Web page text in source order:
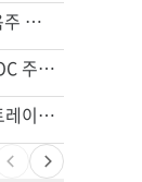
변호사시험 중 심정지 온 한인, 뉴욕주 제소
“전쟁터 같았다”…테슬라 충돌로 OC 주택 4채 파손
차값보다 빚이 더 많다…‘깡통차’ 트레이드인 급증